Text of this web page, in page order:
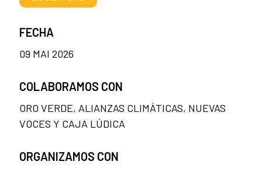
FECHA
09 MAI 2026
COLABORAMOS CON
ORO VERDE, ALIANZAS CLIMÁTICAS, NUEVAS
VOCES Y CAJA LÚDICA
ORGANIZAMOS CON